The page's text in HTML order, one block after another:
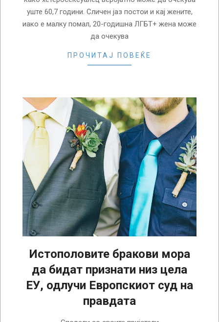
уште 60,7 години. Сличен јаз постои и кај жените,
иако е малку помал, 20-годишна ЛГБТ+ жена може
да очекува
ПРОЧИТАЈ ПОВЕЌЕ
Истополовите бракови мора
да бидат признати низ цела
ЕУ, одлучи Европскиот суд на
правдата